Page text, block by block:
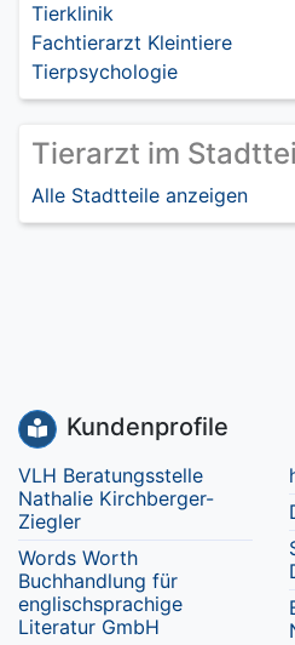
Tierklinik
Fachtierarzt Kleintiere
Tierpsychologie
Tierarzt im
Alle Stadtteile anzeigen
Kundenprofile
VLH Beratungsstelle
Nathalie Kirchberger-
Ziegler
Words Worth
Buchhandlung für
englischsprachige
Literatur GmbH